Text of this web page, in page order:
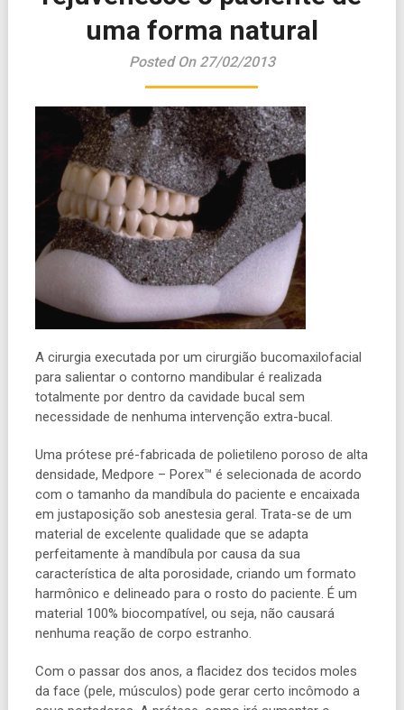
uma forma natural
Posted On 27/02/2013
A cirurgia executada por um cirurgião bucomaxilofacial
para salientar o contorno mandibular é realizada
totalmente por dentro da cavidade bucal sem
necessidade de nenhuma intervenção extra-bucal.
Uma prótese pré-fabricada de polietileno poroso de alta
densidade, Medpore – Porex™ é selecionada de acordo
com o tamanho da mandíbula do paciente e encaixada
em justaposição sob anestesia geral. Trata-se de um
material de excelente qualidade que se adapta
perfeitamente à mandíbula por causa da sua
característica de alta porosidade, criando um formato
harmônico e delineado para o rosto do paciente. É um
material 100% biocompatível, ou seja, não causará
nenhuma reação de corpo estranho.
Com o passar dos anos, a flacidez dos tecidos moles
da face (pele, músculos) pode gerar certo incômodo a